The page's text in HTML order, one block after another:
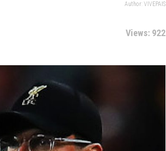
Author: VIVEPAIS
Views: 922